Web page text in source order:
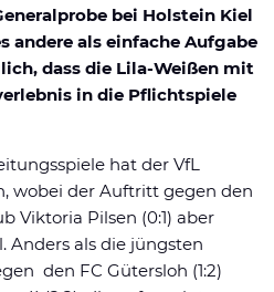
bei Holstein Kiel
andere als einfache Aufgabe
dass die Lila-Weißen mit
in die Pflichtspiele
hat der VfL
wobei der Auftritt gegen den
Viktoria Pilsen (0:1) aber
Anders als die jüngsten
den FC Gütersloh (1:2)